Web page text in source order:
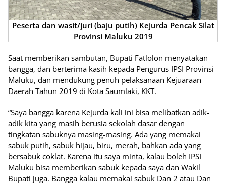
Peserta dan wasit/juri (baju putih) Kejurda Pencak Silat
Provinsi Maluku 2019
Saat memberikan sambutan, Bupati Fatlolon menyatakan
bangga, dan berterima kasih kepada Pengurus IPSI Provinsi
Maluku, dan mendukung penuh pelaksanaan Kejuaraan
Daerah Tahun 2019 di Kota Saumlaki, KKT.
“Saya bangga karena Kejurda kali ini bisa melibatkan adik-
adik kita yang masih berusia sekolah dasar dengan
tingkatan sabuknya masing-masing. Ada yang memakai
sabuk putih, sabuk hijau, biru, merah, bahkan ada yang
bersabuk coklat. Karena itu saya minta, kalau boleh IPSI
Maluku bisa memberikan sabuk kepada saya dan Wakil
Bupati juga. Bangga kalau memakai sabuk Dan 2 atau Dan